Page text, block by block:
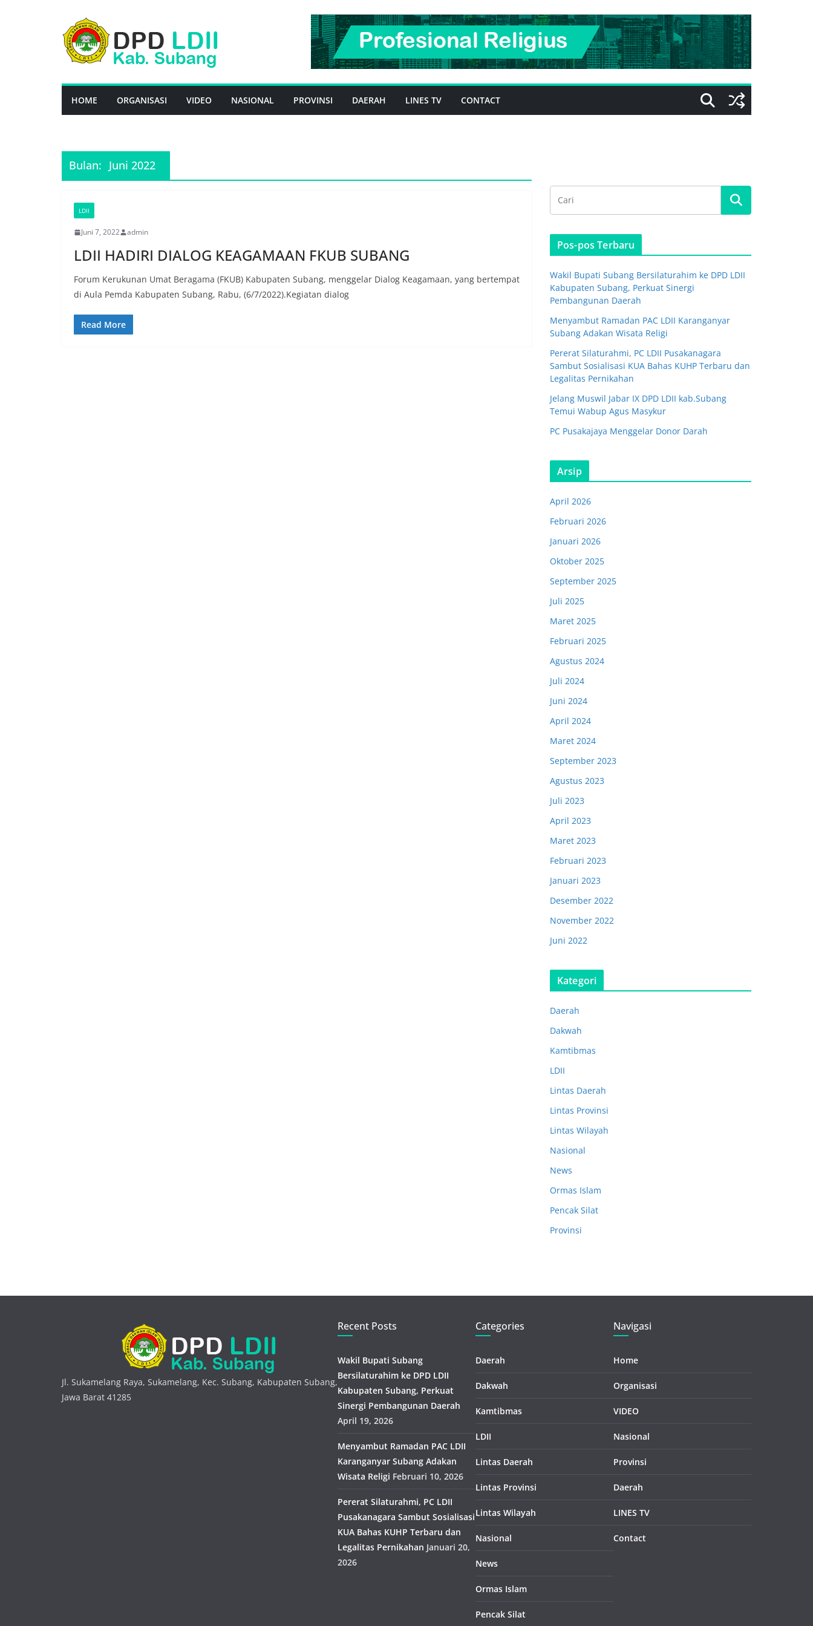
HOME ORGANISASI VIDEO NASIONAL PROVINSI DAERAH LINES TV CONTACT
Bulan: Juni 2022
LDII
Juni 7, 2022 admin
LDII HADIRI DIALOG KEAGAMAAN FKUB SUBANG
Forum Kerukunan Umat Beragama (FKUB) Kabupaten Subang, menggelar Dialog Keagamaan, yang bertempat
di Aula Pemda Kabupaten Subang, Rabu, (6/7/2022).Kegiatan dialog
Read More
Pos-pos Terbaru
Wakil Bupati Subang Bersilaturahim ke DPD LDII
Kabupaten Subang, Perkuat Sinergi
Pembangunan Daerah
Menyambut Ramadan PAC LDII Karanganyar
Subang Adakan Wisata Religi
Pererat Silaturahmi, PC LDII Pusakanagara
Sambut Sosialisasi KUA Bahas KUHP Terbaru dan
Legalitas Pernikahan
Jelang Muswil Jabar IX DPD LDII kab.Subang
Temui Wabup Agus Masykur
PC Pusakajaya Menggelar Donor Darah
Arsip
April 2026
Februari 2026
Januari 2026
Oktober 2025
September 2025
Juli 2025
Maret 2025
Februari 2025
Agustus 2024
Juli 2024
Juni 2024
April 2024
Maret 2024
September 2023
Agustus 2023
Juli 2023
April 2023
Maret 2023
Februari 2023
Januari 2023
Desember 2022
November 2022
Juni 2022
Kategori
Daerah
Dakwah
Kamtibmas
LDII
Lintas Daerah
Lintas Provinsi
Lintas Wilayah
Nasional
News
Ormas Islam
Pencak Silat
Provinsi
Jl. Sukamelang Raya, Sukamelang, Kec. Subang, Kabupaten Subang,
Jawa Barat 41285
Recent Posts
Wakil Bupati Subang
Bersilaturahim ke DPD LDII
Kabupaten Subang, Perkuat
Sinergi Pembangunan Daerah
April 19, 2026
Menyambut Ramadan PAC LDII
Karanganyar Subang Adakan
Wisata Religi Februari 10, 2026
Pererat Silaturahmi, PC LDII
Pusakanagara Sambut Sosialisasi
KUA Bahas KUHP Terbaru dan
Legalitas Pernikahan Januari 20,
2026
Categories
Daerah
Dakwah
Kamtibmas
LDII
Lintas Daerah
Lintas Provinsi
Lintas Wilayah
Nasional
News
Ormas Islam
Pencak Silat
Navigasi
Home
Organisasi
VIDEO
Nasional
Provinsi
Daerah
LINES TV
Contact